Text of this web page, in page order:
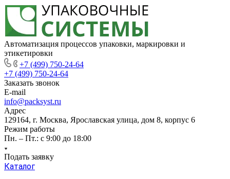
Автоматизация процессов упаковки, маркировки и
этикетировки
+7 (499) 750-24-64
+7 (499) 750-24-64
Заказать звонок
E-mail
info@packsyst.ru
Адрес
129164, г. Москва, Ярославская улица, дом 8, корпус 6
Режим работы
Пн. – Пт.: с 9:00 до 18:00
Подать заявку
Каталог